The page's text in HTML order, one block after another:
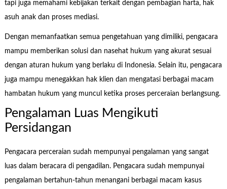
tapi juga memahami kebijakan terkait dengan pembagian harta, hak
asuh anak dan proses mediasi.
Dengan memanfaatkan semua pengetahuan yang dimiliki, pengacara
mampu memberikan solusi dan nasehat hukum yang akurat sesuai
dengan aturan hukum yang berlaku di Indonesia. Selain itu, pengacara
juga mampu menegakkan hak klien dan mengatasi berbagai macam
hambatan hukum yang muncul ketika proses perceraian berlangsung.
Pengalaman Luas Mengikuti
Persidangan
Pengacara perceraian sudah mempunyai pengalaman yang sangat
luas dalam beracara di pengadilan. Pengacara sudah mempunyai
pengalaman bertahun-tahun menangani berbagai macam kasus